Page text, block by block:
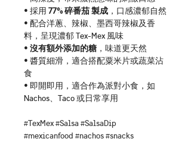
• 採用 77% 碎番茄 製成 ，口感濃郁自然
• 配合洋蔥、辣椒、墨西哥辣椒及香
料，呈現濃郁 Tex-Mex 風味
• 沒有額外添加的糖 ，味道更天然
• 醬質細滑，適合搭配粟米片或蔬菜沾
食
• 即開即用，適合作為派對小食，如
Nachos、Taco 或日常享用
#TexMex #Salsa #SalsaDip
#mexicanfood #nachos #snacks